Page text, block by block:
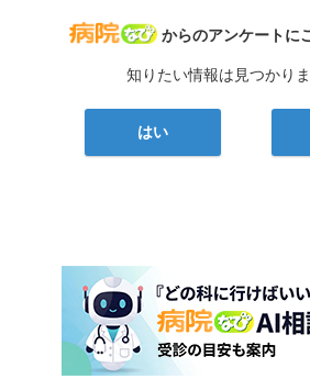
病院なび
からのアンケートに
知りたい情報は見つかり
はい